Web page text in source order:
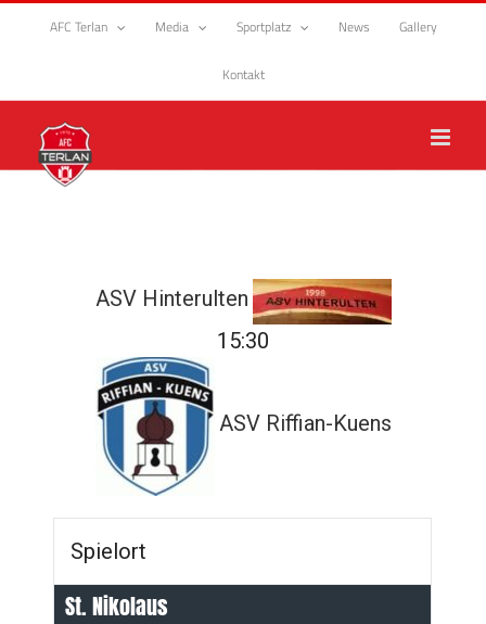
Zum
AFC Terlan Media Sportplatz News Gallery
Kontakt
ASV Hinterulten
15:30
ASV Riffian-Kuens
Spielort
St. Nikolaus